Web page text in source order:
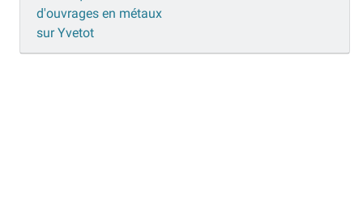
d'ouvrages en métaux
sur Yvetot